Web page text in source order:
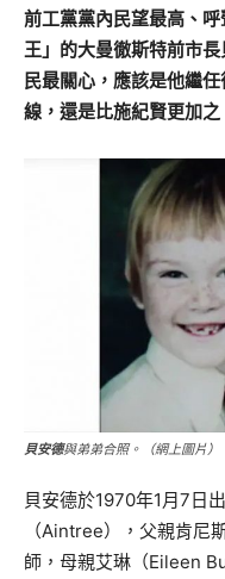
前工黨黨內民望最高、
王」的大曼徹斯特前市
民最關心，應該是他繼
線，還是比施紀賢更加之
貝安德與弟弟合照。（網上圖片）
貝安德於1970年1月7日
（Aintree），父親肯尼
師，母親艾琳（Eileen